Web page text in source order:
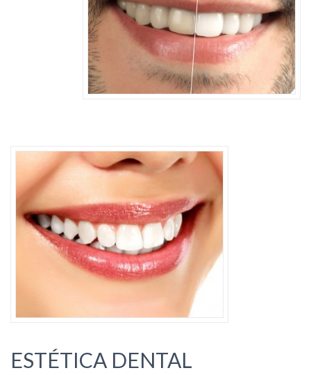
ESTÉTICA DENTAL